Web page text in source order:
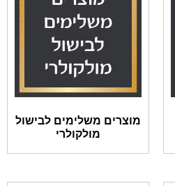
מוצרים משלימים לבישול
מולקולרי